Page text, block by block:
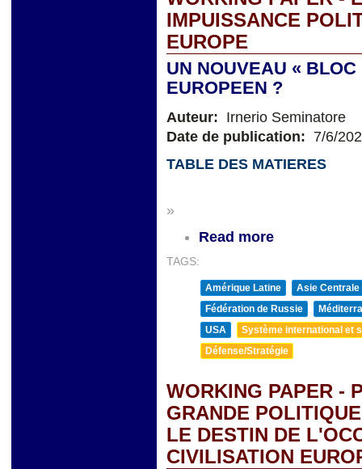
IMPUISSANCE
EUROPE
UN NOUVEAU «
EUROPEEN ?
Auteur: Irnerio Seminatore
Date de publication: 7/6/
TABLE DES MATIERES
»
Read more
TAGS:
Amérique Latine
Asie Centrale
Fédération de Russie
USA
Système international et
Défense/Stratégie
WORKING PAPER -
GRANDE
LE DESTIN DE
CIVILISATION